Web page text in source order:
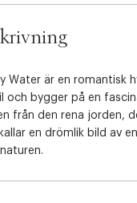
Water är en romantisk
och bygger på en
från den rena jorden,
en drömlik bild av